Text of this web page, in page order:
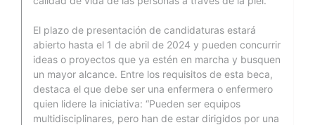
El plazo de presentación de candidaturas estará
abierto hasta el 1 de abril de 2024 y pueden concurrir
ideas o proyectos que ya estén en marcha y busquen
un mayor alcance. Entre los requisitos de esta beca,
destaca el que debe ser una enfermera o enfermero
quien lidere la iniciativa: “Pueden ser equipos
multidisciplinares, pero han de estar dirigidos por una